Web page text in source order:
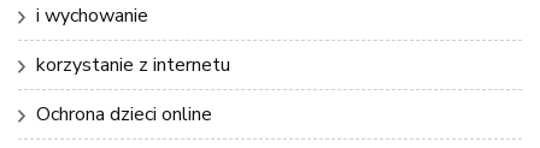
i wychowanie
korzystanie z internetu
Ochrona dzieci online